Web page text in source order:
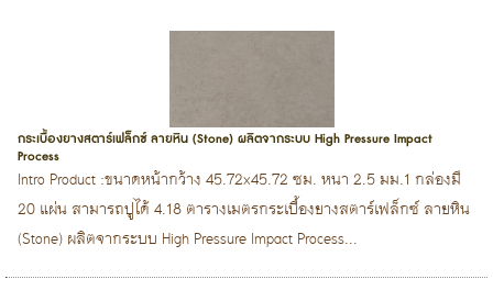
กระเบื้องยางสตาร์เฟล็กซ์ ลายหิน (Stone) ผลิตจากระบบ High Pressure Impact
Process
Intro Product :ขนาดหน้ากว้าง 45.72x45.72 ซม. หนา 2.5 มม.1 กล่องมี
20 แผ่น สามารถปูได้ 4.18 ตารางเมตรกระเบื้องยางสตาร์เฟล็กซ์ ลายหิน
(Stone) ผลิตจากระบบ High Pressure Impact Process...